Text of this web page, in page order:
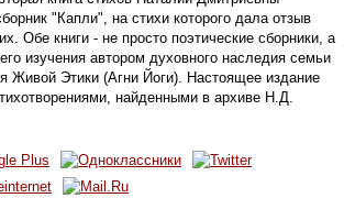
"Капли", на стихи которого дала отзыв
Обе книги - не просто поэтические сборники, а
изучения автором духовного наследия семьи
Живой Этики (Агни Йоги). Настоящее издание
найденными в архиве Н.Д.